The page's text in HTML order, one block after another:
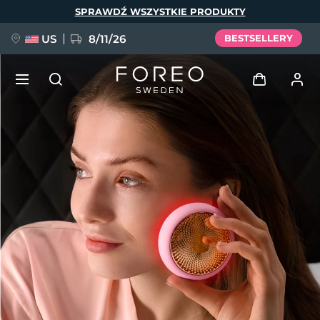
SPRAWDŹ WSZYSTKIE PRODUKTY
US 8/11/26 BESTSELLERY
Zaloguj
Profil użytkownika
Moje urządzenia
Moje zamówienia
Moje adresy
Moje subskrypcje
NOWOŚĆ
FAQ™ Pure Beauty-Tech Elixir
BREAKING NEWS
issa™ Teeth Whitening Set
Deutsch
Español
Français
Italiano
Português
Polski
Svenska
Русский
Türkçe
简体中文 繁體中文